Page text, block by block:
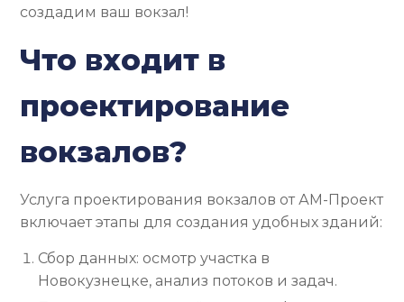
создадим ваш вокзал!
Что входит в
проектирование
вокзалов?
Услуга проектирования вокзалов от АМ-Проект
включает этапы для создания удобных зданий:
Сбор данных: осмотр участка в
Новокузнецке, анализ потоков и задач.